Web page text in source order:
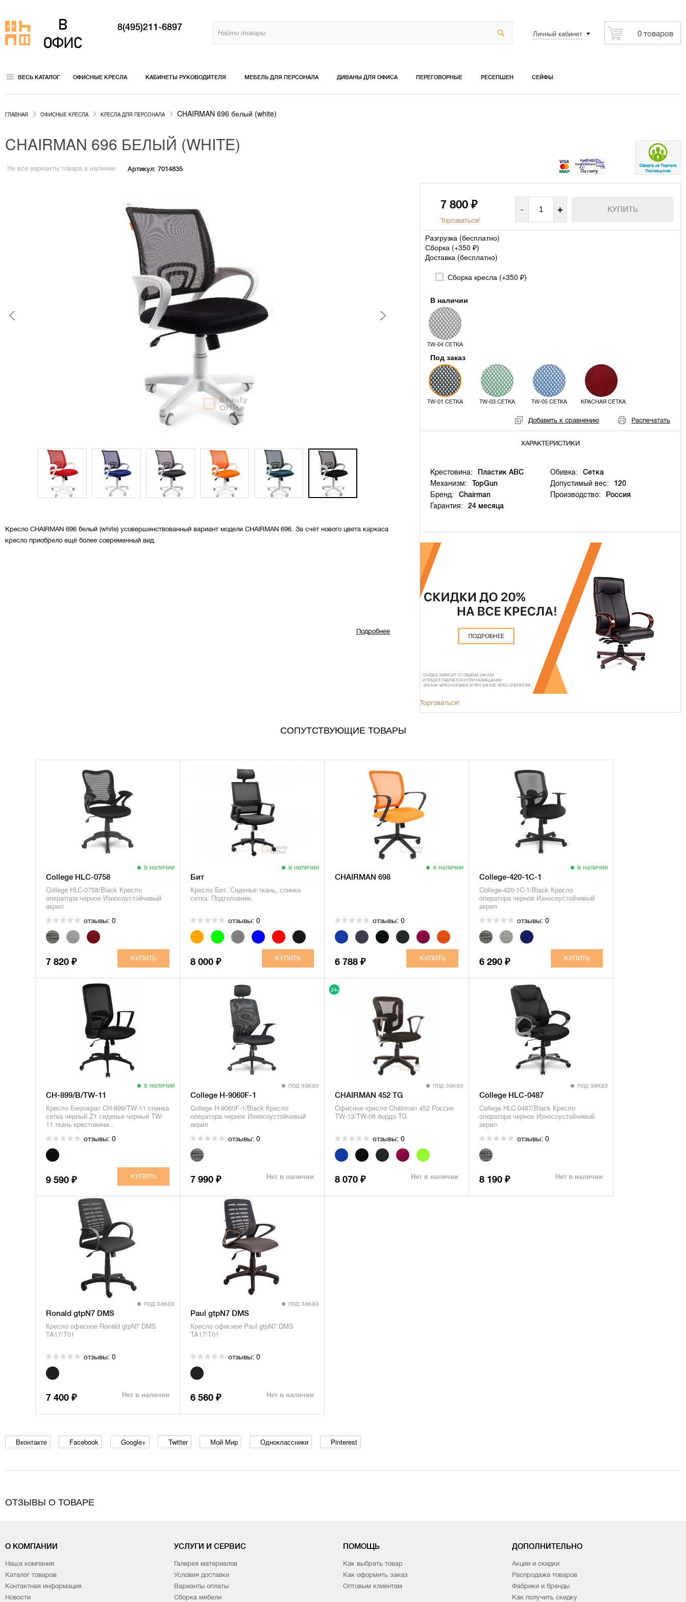
8(495)211-6897
Личный кабинет 0 товаров
ВЕСЬ КАТАЛОГ ОФИСНЫЕ КРЕСЛА КАБИНЕТЫ РУКОВОДИТЕЛЯ МЕБЕЛЬ ДЛЯ ПЕРСОНАЛА ДИВАНЫ ДЛЯ ОФИСА ПЕРЕГОВОРНЫЕ РЕСЕПШЕН СЕЙФЫ
ГЛАВНАЯ ОФИСНЫЕ КРЕСЛА КРЕСЛА ДЛЯ ПЕРСОНАЛА CHAIRMAN 696 белый (white)
CHAIRMAN 696 БЕЛЫЙ (WHITE)
Не все варианты товара в наличии Артикул: 7014835
7 800 ₽
Торговаться!
- +
Разгрузка (бесплатно)
Сборка (+350 ₽)
Доставка (бесплатно)
Сборка кресла (+350 ₽)
В наличии
TW-04 СЕТКА
Под заказ
TW-01 СЕТКА TW-03 СЕТКА TW-05 СЕТКА КРАСНАЯ СЕТКА
Добавить к сравнению Распечатать
ХАРАКТЕРИСТИКИ
Крестовина: Пластик ABC Обивка:
Сетка
Механизм:
TopGun Допустимый вес:
120
Бренд:
Chairman Производство:
Россия
Гарантия:
24 месяца
Торговаться!
Кресло CHAIRMAN 696 белый (white) усовершенствованный вариант модели CHAIRMAN 696. За счёт нового цвета каркаса
кресло приобрело ещё более современный вид.
Подробнее
СОПУТСТВУЮЩИЕ ТОВАРЫ
в наличии
College HLC-0758
College HLC-0758/Black Кресло
оператора черное Износоустойчивый
акрил
отзывы: 0
7 820 ₽
в наличии
Бит
Кресло Бит. Сиденье ткань, спинка
сетка. Подголовник.
отзывы: 0
8 000 ₽
в наличии
CHAIRMAN 698
отзывы: 0
6 788 ₽
в наличии
College-420-1C-1
College-420-1C-1/Black Кресло
оператора черное Износоустойчивый
акрил
отзывы: 0
6 290 ₽
в наличии
CH-899/B/TW-11
Кресло Бюрократ CH-899/TW-11 спинка
сетка черный Z1 сиденье черный TW-
11 ткань крестовина...
отзывы: 0
9 590 ₽
под заказ
College H-9060F-1
College H-9060F-1/Black Кресло
оператора черное Износоустойчивый
акрил
отзывы: 0
7 990 ₽ Нет в наличии
под заказ
CHAIRMAN 452 TG
Офисное кресло Chairman 452 Россия
TW-13/TW-06 бордо TG
отзывы: 0
8 070 ₽ Нет в наличии
под заказ
College HLC-0487
College HLC-0487/Black Кресло
оператора черное Износоустойчивый
акрил
отзывы: 0
8 190 ₽ Нет в наличии
под заказ
Ronald gtpN7 DMS
Кресло офисное Ronald gtpN7 DMS
TA17/T01
отзывы: 0
7 400 ₽ Нет в наличии
под заказ
Paul gtpN7 DMS
Кресло офисное Paul gtpN7 DMS
TA17/T01
отзывы: 0
6 560 ₽ Нет в наличии
Вконтакте Facebook Google+ Twitter Мой Мир Одноклассники Pinterest
ОТЗЫВЫ О ТОВАРЕ
О КОМПАНИИ
Наша компания
Каталог товаров
Контактная информация
Новости
УСЛУГИ И СЕРВИС
Галерея материалов
Условия доставки
Варианты оплаты
Сборка мебели
ПОМОЩЬ
Как выбрать товар
Как оформить заказ
Оптовым клиентам
ДОПОЛНИТЕЛЬНО
Акции и скидки
Распродажа товаров
Фабрики и бренды
Как получить скидку